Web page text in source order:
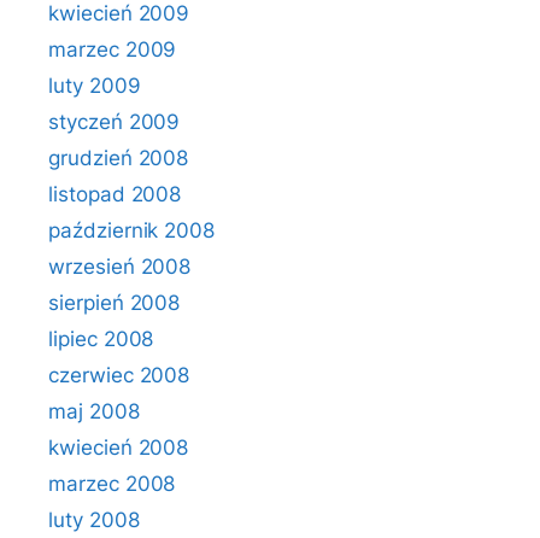
kwiecień 2009
marzec 2009
luty 2009
styczeń 2009
grudzień 2008
listopad 2008
październik 2008
wrzesień 2008
sierpień 2008
lipiec 2008
czerwiec 2008
maj 2008
kwiecień 2008
marzec 2008
luty 2008